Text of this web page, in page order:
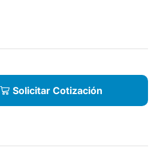
Solicitar Cotización